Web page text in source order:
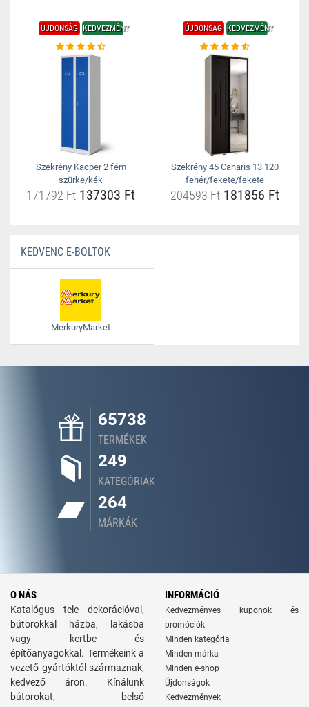
ÚJDONSÁG KEDVEZMÉNY
Szekrény Kacper 2 fém
szürke/kék
171792 Ft 137303 Ft
ÚJDONSÁG KEDVEZMÉNY
Szekrény 45 Canaris 13 120
fehér/fekete/fekete
204593 Ft 181856 Ft
KEDVENC E-BOLTOK
MerkuryMarket
65738
TERMÉKEK
249
KATEGÓRIÁK
264
MÁRKÁK
O NÁS
Katalógus tele dekorációval,
bútorokkal házba, lakásba
vagy kertbe és
építőanyagokkal. Termékeink a
vezető gyártóktól származnak,
kedvező áron. Kínálunk
bútorokat, belső
INFORMÁCIÓ
Kedvezményes kuponok és
promóciók
Minden kategória
Minden márka
Minden e-shop
Újdonságok
Kedvezmények